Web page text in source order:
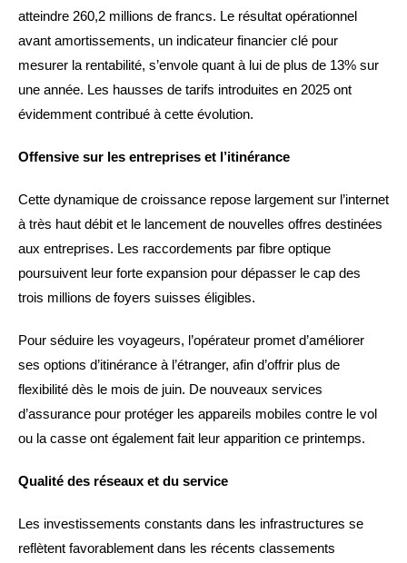
atteindre 260,2 millions de francs. Le résultat opérationnel
avant amortissements, un indicateur financier clé pour
mesurer la rentabilité, s’envole quant à lui de plus de 13% sur
une année. Les hausses de tarifs introduites en 2025 ont
évidemment contribué à cette évolution.
Offensive sur les entreprises et l’itinérance
Cette dynamique de croissance repose largement sur l’internet
à très haut débit et le lancement de nouvelles offres destinées
aux entreprises. Les raccordements par fibre optique
poursuivent leur forte expansion pour dépasser le cap des
trois millions de foyers suisses éligibles.
Pour séduire les voyageurs, l’opérateur promet d’améliorer
ses options d’itinérance à l’étranger, afin d’offrir plus de
flexibilité dès le mois de juin. De nouveaux services
d’assurance pour protéger les appareils mobiles contre le vol
ou la casse ont également fait leur apparition ce printemps.
Qualité des réseaux et du service
Les investissements constants dans les infrastructures se
reflètent favorablement dans les récents classements